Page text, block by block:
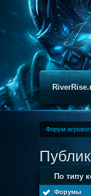
Форум
По типу
Форумы